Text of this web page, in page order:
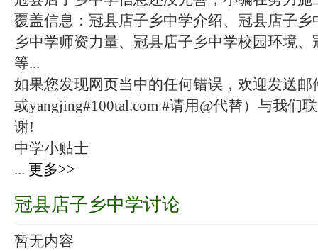
覆盖信息：冠县店子乡中学介绍、冠县店子
乡中学师资力量、冠县店子乡中学校园环境
等...
如果您发现网页当中的任何错误，欢迎发送邮
或yangjing#100tal.com #请用@代替）与我们
谢!
中学小贴士
... 更多>>
冠县店子乡中学讨论
暂无内容